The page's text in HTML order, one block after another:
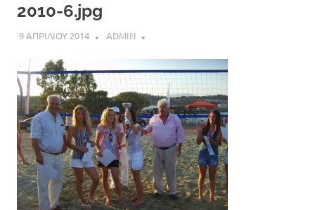
2010-6.jpg
9 ΑΠΡΙΛΙΟΥ 2014 ADMIN